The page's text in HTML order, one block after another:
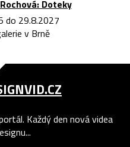
Doteky
do 29.8.2027
v Brně
Každý den nová videa